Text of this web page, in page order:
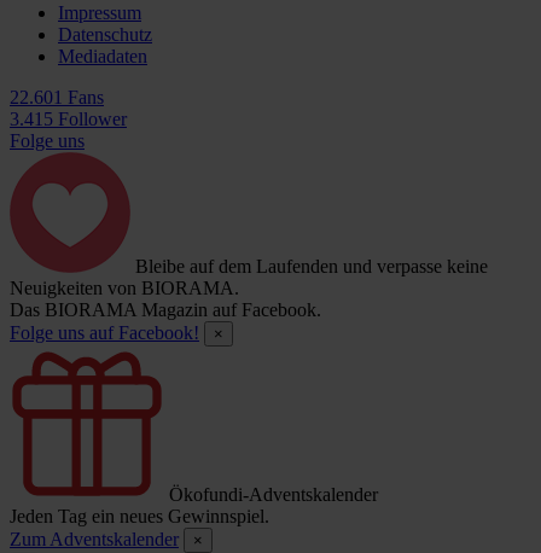
Impressum
Datenschutz
Mediadaten
22.601 Fans
3.415 Follower
Folge uns
Bleibe auf dem Laufenden und verpasse keine
Neuigkeiten von BIORAMA.
Das BIORAMA Magazin auf Facebook.
Folge uns auf Facebook!
×
Ökofundi-Adventskalender
Jeden Tag ein neues Gewinnspiel.
Zum Adventskalender
×